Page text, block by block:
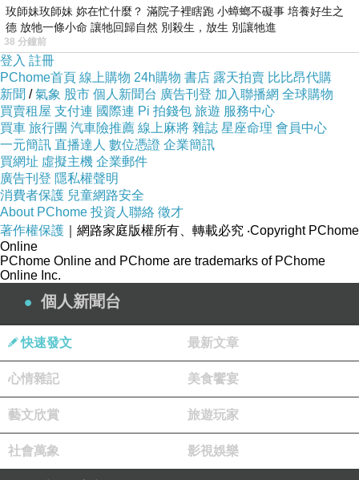
在杭州，遇到了著名的「會昌滅佛」，在此他
對朝廷禁佛之舉發表了精闢之論，杜牧對當時用錢
奉佛可以買福賣禍的佞邪不以為然，觀點竟與范縝
的《神滅論》，及宗教改革時馬丁路德所提的《九
十五條綱領》不約而同。在一片唯心的一廂情願
中，杜牧是審情度勢的清醒之人。
東坡稱杜牧「雄姿英發」，世家遺風給了他感
性卻又理智的貴族風範。唐詩發展至此，似乎到了
盡頭 ... 風格，難免窘促了些；內容，難免卑陋了
些；意境，難免低俗了些，文學表現往往是千人一
面，千篇一律。放眼文壇，也只剩下杜牧與李商隱
這熠熠的雙子星，為這個詩歌盛代抺上最後一筆的
濃厚瑰麗。
湖州任上，杜牧是不想回長安了，政府建了碧
瀾堂供他安居。高薪又住豪宅，牧之索興在宜興買
年，京師的詔書來了，要他回長安作司勳員外郎，
掌管政績考核。杜牧接到調令後，又在湖州狠狠玩
玫師妹玫師妹 妳在忙什麼？ 滿院子裡瞎跑 小蟑螂不礙事 培養好生之
德 放牠一條小命 讓牠回歸自然 別殺生，放生 別讓牠進
38 分鐘前
登入 註冊
PChome首頁 線上購物 24h購物 書店 露天拍賣 比比昂代購
新聞 /氣象 股市 個人新聞台 廣告刊登 加入聯播網 全球購物
買賣租屋 支付連 國際連 Pi 拍錢包 旅遊 服務中心
買車 旅行團 汽車險推薦 線上麻將 雜誌 星座命理 會員中心
一元簡訊 直播達人 數位憑證 企業簡訊
買網址 虛擬主機 企業郵件
廣告刊登 隱私權聲明
消費者保護 兒童網路安全
About PChome 投資人聯絡 徵才
著作權保護 ｜網路家庭版權所有、轉載必究 ‧Copyright PChome
Online
PChome Online and PChome are trademarks of PChome
Online Inc.
個人新聞台
快速發文 最新文章
心情雜記 美食饗宴
藝文欣賞 旅遊玩家
社會萬象 影視娛樂